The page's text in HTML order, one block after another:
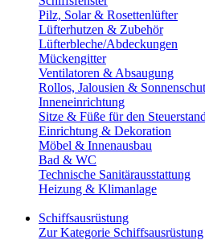
Pilz, Solar & Rosettenlüfter
Lüfterhutzen & Zubehör
Lüfterbleche/Abdeckungen
Mückengitter
Ventilatoren & Absaugung
Rollos, Jalousien &
Inneneinrichtung
Sitze & Füße für den Steuerstand
Einrichtung & Dekoration
Möbel & Innenausbau
Bad & WC
Technische Sanitärausstattung
Heizung & Klimanlage
Schiffsausrüstung
Zur Kategorie Schiffsausrüstung